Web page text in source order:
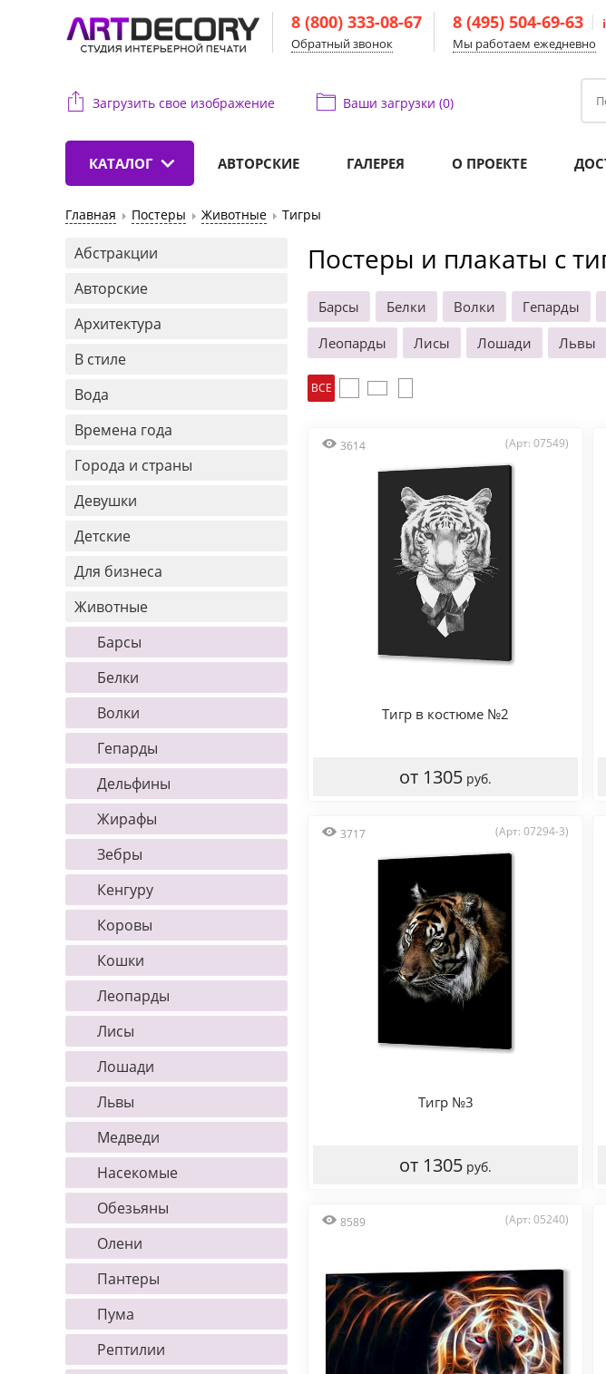
8 (800) 333-08-67
Обратный звонок
8 (495) 504-69-63
Мы работаем ежедневно
Загрузить свое изображение Ваши загрузки (0)
КАТАЛОГ АВТОРСКИЕ ГАЛЕРЕЯ О ПРОЕКТЕ
Главная Постеры Животные Тигры
Абстракции
Авторские
Архитектура
В стиле
Вода
Времена года
Города и страны
Девушки
Детские
Для бизнеса
Животные
Барсы
Белки
Волки
Гепарды
Дельфины
Жирафы
Зебры
Кенгуру
Коровы
Кошки
Леопарды
Лисы
Лошади
Львы
Медведи
Насекомые
Обезьяны
Олени
Пантеры
Пума
Рептилии
Постеры и плакаты с
Барсы Белки Волки Гепарды
Леопарды
Лисы Лошади Львы
ВСЕ
3614 (Арт: 07549)
Тигр в костюме №2
от 1305 руб.
3717 (Арт: 07294-3)
Тигр №3
от 1305 руб.
8589 (Арт: 05240)